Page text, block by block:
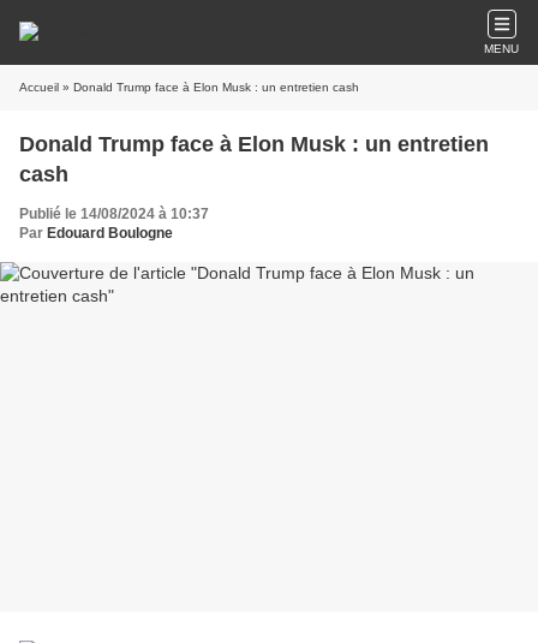
MENU
Accueil » Donald Trump face à Elon Musk : un entretien cash
Donald Trump face à Elon Musk : un entretien
cash
Publié le 14/08/2024 à 10:37
Par Edouard Boulogne